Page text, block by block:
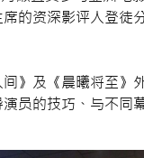
的资深影评人登徒
》及《晨曦将至》
员的技巧、与不同